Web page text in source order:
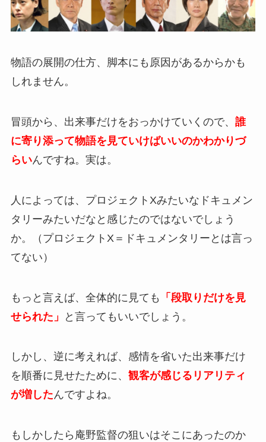
物語の展開の仕方、脚本にも原因があるからかも
しれません。
冒頭から、出来事だけをおっかけていくので、 誰
に寄り添って物語を見ていけばいいのかわかりづ
らいんですね。実は。
人によっては、プロジェクトXみたいなドキュメン
タリーみたいだなと感じたのではないでしょう
か。（プロジェクトX＝ドキュメンタリーとは言っ
てない）
もっと言えば、全体的に見ても
「段取りだけを見
せられた」
と言ってもいいでしょう。
しかし、逆に考えれば、感情を省いた出来事だけ
を順番に見せたために、 観客が感じるリアリティ
が増したんですよね。
もしかしたら庵野監督の狙いはそこにあったのか